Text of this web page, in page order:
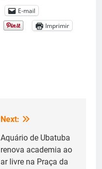
E-mail
Imprimir
Next:
Aquário de Ubatuba
renova academia ao
ar livre na Praça da